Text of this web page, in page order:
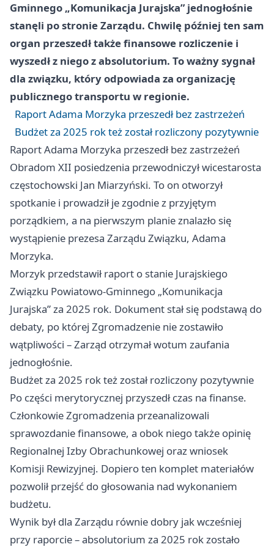
Gminnego „Komunikacja Jurajska” jednogłośnie
stanęli po stronie Zarządu. Chwilę później ten sam
organ przeszedł także finansowe rozliczenie i
wyszedł z niego z absolutorium. To ważny sygnał
dla związku, który odpowiada za organizację
publicznego transportu w regionie.
Raport Adama Morzyka przeszedł bez zastrzeżeń
Budżet za 2025 rok też został rozliczony pozytywnie
Raport Adama Morzyka przeszedł bez zastrzeżeń
Obradom XII posiedzenia przewodniczył wicestarosta
częstochowski Jan Miarzyński. To on otworzył
spotkanie i prowadził je zgodnie z przyjętym
porządkiem, a na pierwszym planie znalazło się
wystąpienie prezesa Zarządu Związku, Adama
Morzyka.
Morzyk przedstawił raport o stanie Jurajskiego
Związku Powiatowo-Gminnego „Komunikacja
Jurajska” za 2025 rok. Dokument stał się podstawą do
debaty, po której Zgromadzenie nie zostawiło
wątpliwości – Zarząd otrzymał wotum zaufania
jednogłośnie.
Budżet za 2025 rok też został rozliczony pozytywnie
Po części merytorycznej przyszedł czas na finanse.
Członkowie Zgromadzenia przeanalizowali
sprawozdanie finansowe, a obok niego także opinię
Regionalnej Izby Obrachunkowej oraz wniosek
Komisji Rewizyjnej. Dopiero ten komplet materiałów
pozwolił przejść do głosowania nad wykonaniem
budżetu.
Wynik był dla Zarządu równie dobry jak wcześniej
przy raporcie – absolutorium za 2025 rok zostało